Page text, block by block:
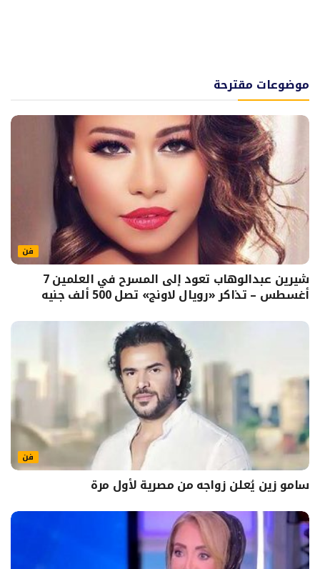
موضوعات مقترحة
فن
شيرين عبدالوهاب تعود إلى المسرح في العلمين 7
أغسطس – تذاكر «رويال لاونج» تصل 500 ألف جنيه
فن
سامو زين يُعلن زواجه من مصرية لأول مرة